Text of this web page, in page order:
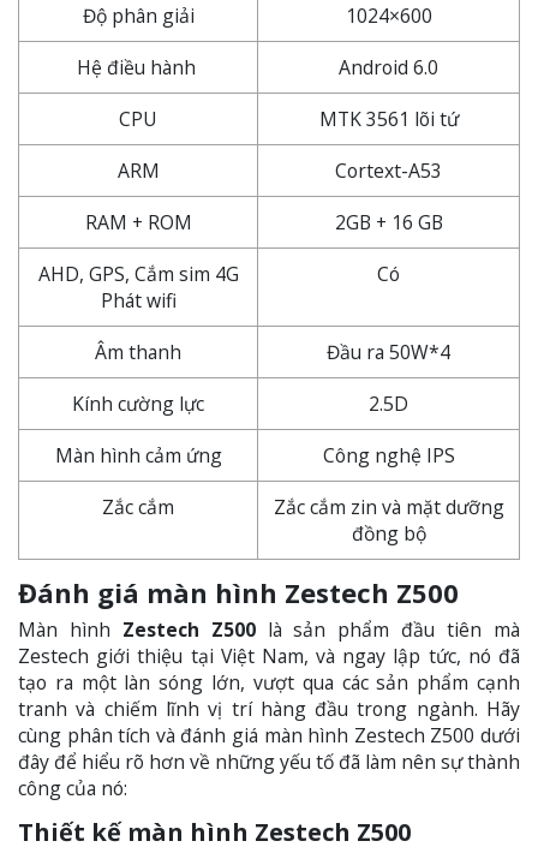
Độ phân giải
1024×600
Hệ điều hành
Android 6.0
CPU
MTK 3561 lõi tứ
ARM
Cortext-A53
RAM + ROM
2GB + 16 GB
AHD, GPS, Cắm sim 4G
Phát wifi
Có
Âm thanh
Đầu ra 50W*4
Kính cường lực
2.5D
Màn hình cảm ứng
Công nghệ IPS
Zắc cắm
Zắc cắm zin và mặt dưỡng
đồng bộ
Đánh giá màn hình Zestech Z500
Màn hình Zestech Z500là sản phẩm đầu tiên mà
Zestech giới thiệu tại Việt Nam, và ngay lập tức, nó đã
tạo ra một làn sóng lớn, vượt qua các sản phẩm cạnh
tranh và chiếm lĩnh vị trí hàng đầu trong ngành. Hãy
cùng phân tích và đánh giá màn hình Zestech Z500 dưới
đây để hiểu rõ hơn về những yếu tố đã làm nên sự thành
công của nó:
Thiết kế màn hình Zestech Z500